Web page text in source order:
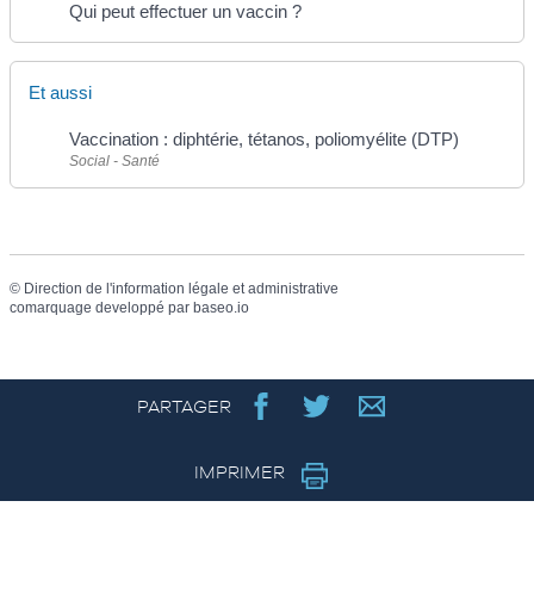
Qui peut effectuer un vaccin ?
Et aussi
Vaccination : diphtérie, tétanos, poliomyélite (DTP)
Social - Santé
© Direction de l'information légale et administrative
comarquage developpé par baseo.io
PARTAGER
IMPRIMER